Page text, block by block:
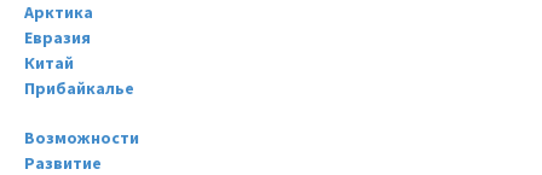
Арктика
Евразия
Китай
Прибайкалье
Возможности
Развитие